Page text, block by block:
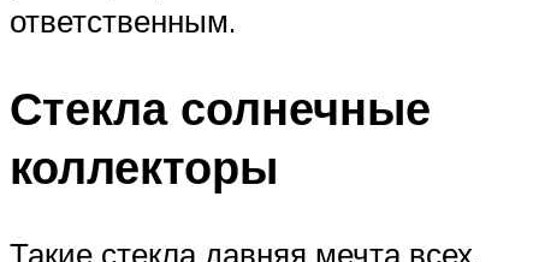
ответственным.
Стекла солнечные
коллекторы
Такие стекла давняя мечта всех,